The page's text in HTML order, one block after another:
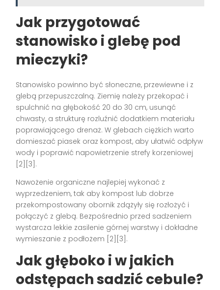
Jak przygotować
stanowisko i glebę pod
mieczyki?
Stanowisko powinno być słoneczne, przewiewne i z
glebą przepuszczalną. Ziemię należy przekopać i
spulchnić na głębokość 20 do 30 cm, usunąć
chwasty, a strukturę rozluźnić dodatkiem materiału
poprawiającego drenaż. W glebach ciężkich warto
domieszać piasek oraz kompost, aby ułatwić odpływ
wody i poprawić napowietrzenie strefy korzeniowej
[2][3].
Nawożenie organiczne najlepiej wykonać z
wyprzedzeniem, tak aby kompost lub dobrze
przekompostowany obornik zdążyły się rozłożyć i
połączyć z glebą. Bezpośrednio przed sadzeniem
wystarcza lekkie zasilenie górnej warstwy i dokładne
wymieszanie z podłożem [2][3].
Jak głęboko i w jakich
odstępach sadzić cebule?